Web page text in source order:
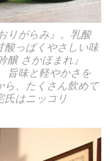
りがらみ』。乳酸
酸っぱくやさしい味
醸 さかほまれ』
旨味と軽やかさを
ら、たくさん飲めて
氏はニッコリ